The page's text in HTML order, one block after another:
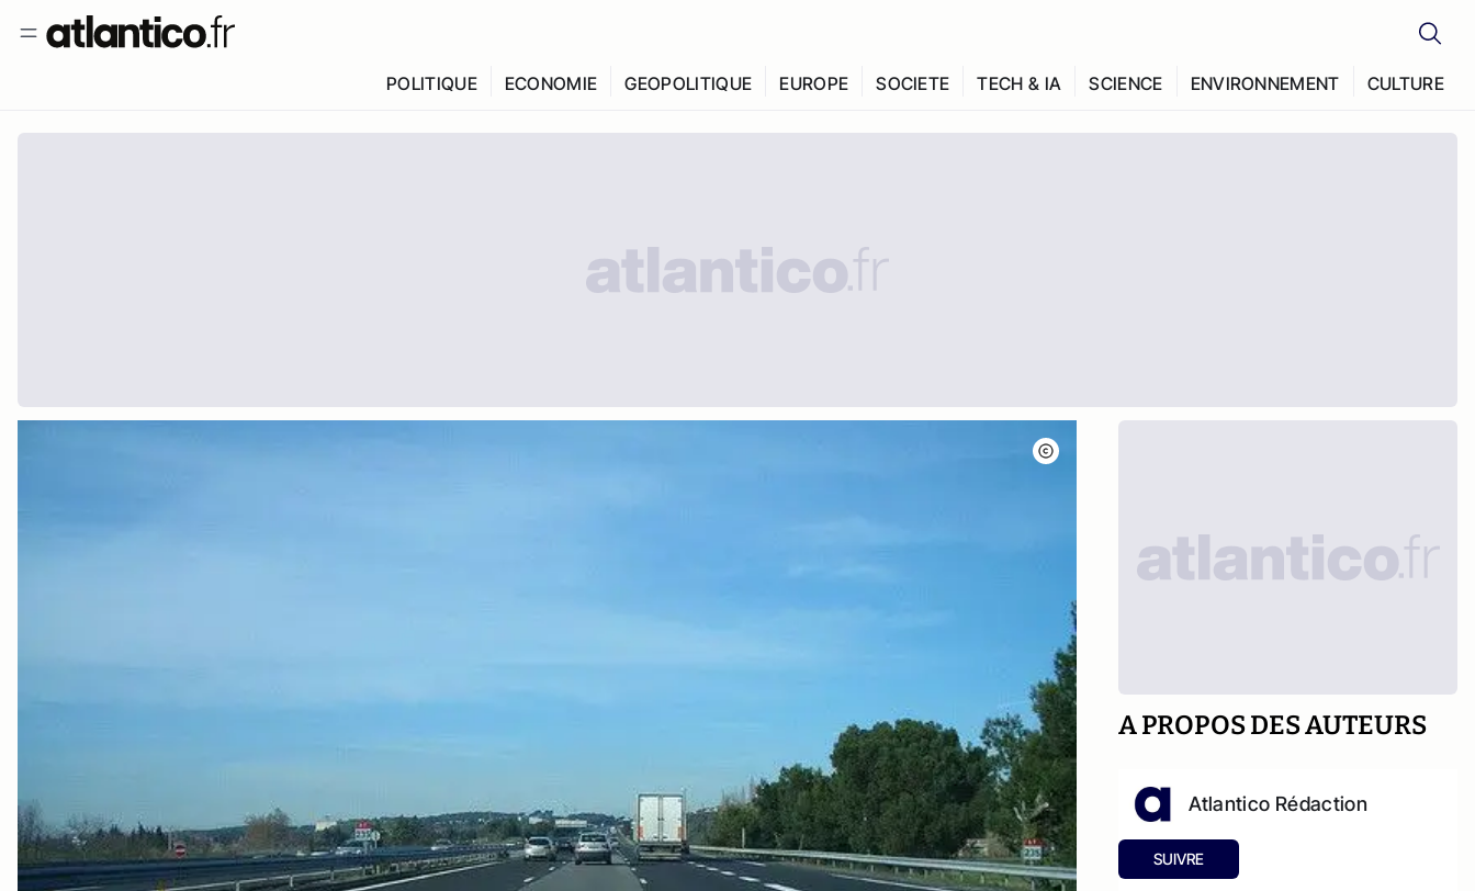
POLITIQUE ECONOMIE GEOPOLITIQUE EUROPE SOCIETE TECH & IA SCIENCE ENVIRONNEMENT CULTURE
A PROPOS DES AUTEURS
Atlantico Rédaction
SUIVRE